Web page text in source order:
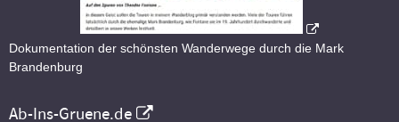
Dokumentation der schönsten Wanderwege durch die Mark
Brandenburg
Ab-Ins-Gruene.de